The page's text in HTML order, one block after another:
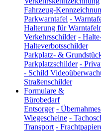
Fahrzeug-
Parkwarntafel -
Halterung für
Verkehrsschilder -
Halteverbotsschilder
Parkplatz- &
Parkplatzschilder -
- Schild
Straßenschilder
Formulare &
Bürobedarf
Entsorger -
Wiegescheine -
Transport -